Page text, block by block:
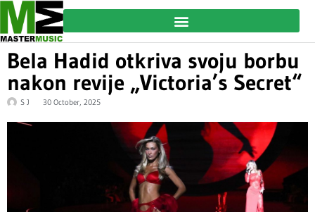
Bela Hadid otkriva svoju borbu
nakon revije „Victoria’s Secret“
S J 30 October, 2025